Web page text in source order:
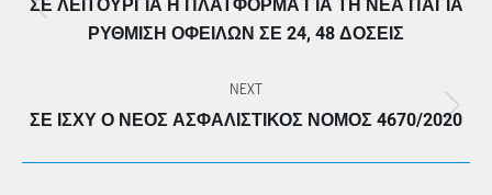
Previous
post:
ΣΕ ΛΕΙΤΟΥΡΓΊΑ Η ΠΛΑΤΦΌΡΜΑ ΓΙΑ ΤΗ ΝΈΑ ΠΆΓΙΑ
ΡΎΘΜΙΣΗ ΟΦΕΙΛΏΝ ΣΕ 24, 48 ΔΌΣΕΙΣ
NEXT
Next
ΣΕ ΙΣΧΎ Ο ΝΈΟΣ ΑΣΦΑΛΙΣΤΙΚΌΣ ΝΌΜΟΣ 4670/2020